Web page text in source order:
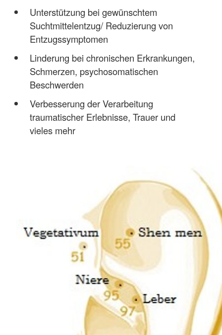
Unterstützung bei gewünschtem
Suchtmittelentzug/ Reduzierung von
Entzugssymptomen
Linderung bei chronischen Erkrankungen,
Schmerzen, psychosomatischen
Beschwerden
Verbesserung der Verarbeitung
traumatischer Erlebnisse, Trauer und
vieles mehr